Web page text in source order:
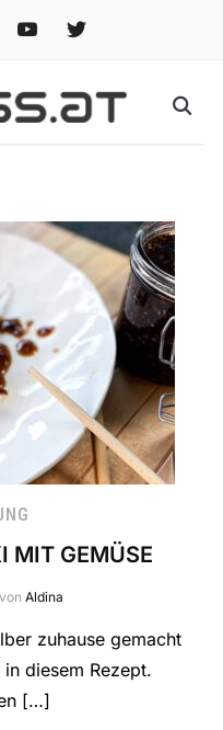
youtube twitter
MIT GEMÜSE
von Aldina
zuhause gemacht
diesem Rezept.
[…]